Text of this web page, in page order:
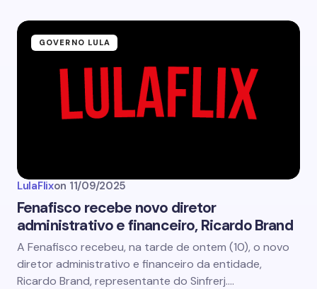
GOVERNO LULA
LulaFlixon 11/09/2025
Fenafisco recebe novo diretor
administrativo e financeiro, Ricardo Brand
A Fenafisco recebeu, na tarde de ontem (10), o novo
diretor administrativo e financeiro da entidade,
Ricardo Brand, representante do Sinfrerj.…